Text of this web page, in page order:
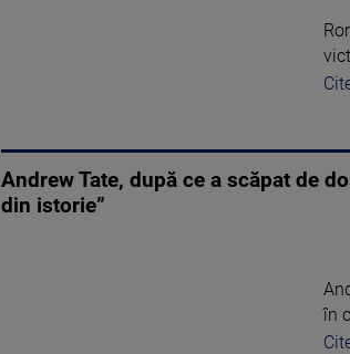
Andrew Tate, după ce a scăpat de
din istorie”
în